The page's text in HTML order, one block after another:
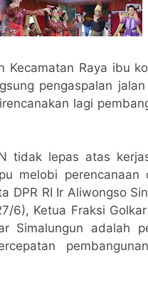
Kecamatan Raya ibu
pengaspalan
lagi
tidak lepas atas
melobi
DPR RI Ir Aliwongso
6), Ketua Fraksi
Simalungun adalah